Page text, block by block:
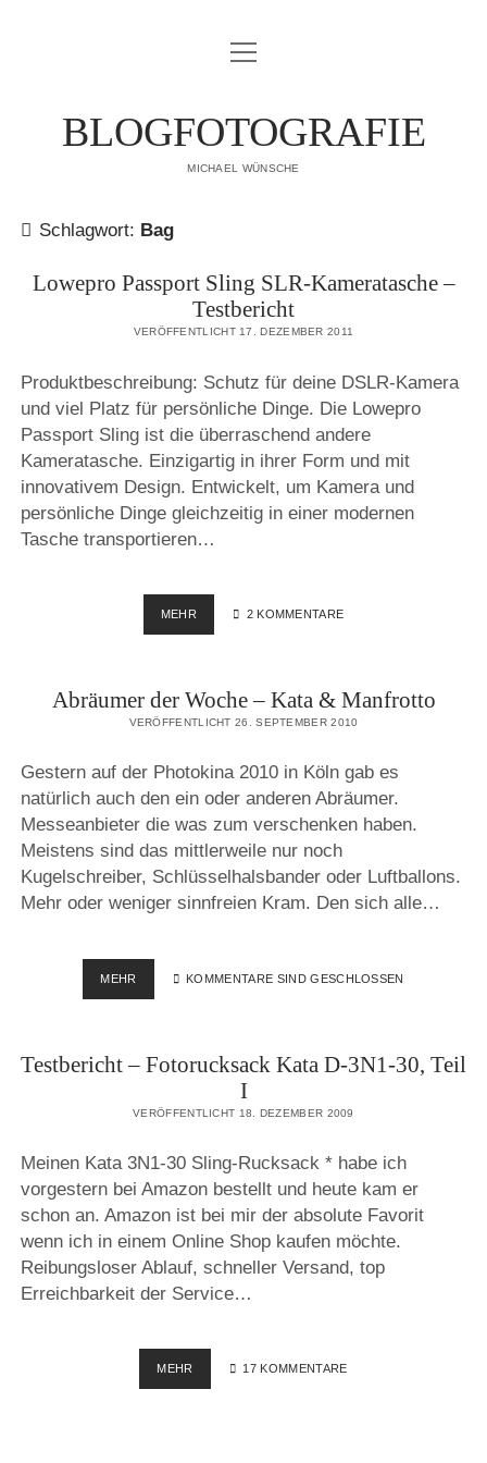
IMPRESSUM
Menü
öffnen
BLOGFOTOGRAFIE
MICHAEL WÜNSCHE
Schlagwort: Bag
Lowepro Passport Sling SLR-Kameratasche –
Testbericht
VERÖFFENTLICHT 17. DEZEMBER 2011
Produktbeschreibung: Schutz für deine DSLR-Kamera
und viel Platz für persönliche Dinge. Die Lowepro
Passport Sling ist die überraschend andere
Kameratasche. Einzigartig in ihrer Form und mit
innovativem Design. Entwickelt, um Kamera und
persönliche Dinge gleichzeitig in einer modernen
Tasche transportieren…
MEHRLOWEPRO
PASSPORT
KAMERATASCHE
–
2 KOMMENTARE
Abräumer der Woche – Kata & Manfrotto
VERÖFFENTLICHT 26. SEPTEMBER 2010
Gestern auf der Photokina 2010 in Köln gab es
natürlich auch den ein oder anderen Abräumer.
Messeanbieter die was zum verschenken haben.
Meistens sind das mittlerweile nur noch
Kugelschreiber, Schlüsselhalsbander oder Luftballons.
Mehr oder weniger sinnfreien Kram. Den sich alle…
MEHR ABRÄUMER
DER
KATA
KOMMENTARE SIND GESCHLOSSEN
Testbericht – Fotorucksack Kata D-3N1-30, Teil
I
VERÖFFENTLICHT 18. DEZEMBER 2009
Meinen Kata 3N1-30 Sling-Rucksack * habe ich
vorgestern bei Amazon bestellt und heute kam er
schon an. Amazon ist bei mir der absolute Favorit
wenn ich in einem Online Shop kaufen möchte.
Reibungsloser Ablauf, schneller Versand, top
Erreichbarkeit der Service…
MEHR TESTBERICHT
–
17 KOMMENTARE